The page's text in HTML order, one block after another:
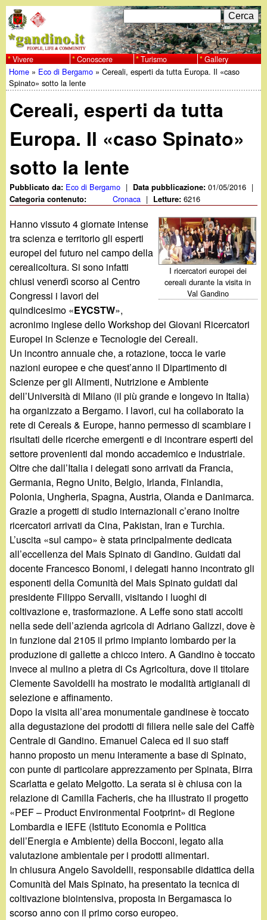
al
contenuto
principale
w
w
w
.
g
a
n
d
i
n
o
.
i
t
F
o
r
d
i
r
i
e
r
c
C
e
r
c
a
Vivere Conoscere Turismo Gallery
Tu
sei
qui
Home » Eco di Bergamo »Cereali, esperti da tutta Europa. Il «caso
Spinato» sotto la lente
Cereali, esperti da tutta
Europa. Il «caso Spinato»
sotto la lente
Pubblicato da: Eco di Bergamo | Data pubblicazione:01/05/2016 |
Categoria contenuto: Cronaca | Letture:6216
I ricercatori europei dei
cereali durante la visita in
Val Gandino
Hanno vissuto 4 giornate intense
tra scienza e territorio gli esperti
europei del futuro nel campo della
cerealicoltura. Si sono infatti
chiusi venerdì scorso al Centro
Congressi i lavori del
quindicesimo «EYCSTW»,
acronimo inglese dello Workshop dei Giovani Ricercatori
Europei in Scienze e Tecnologie dei Cereali.
Un incontro annuale che, a rotazione, tocca le varie
nazioni europee e che quest’anno il Dipartimento di
Scienze per gli Alimenti, Nutrizione e Ambiente
dell’Università di Milano (il più grande e longevo in Italia)
ha organizzato a Bergamo. I lavori, cui ha collaborato la
rete di Cereals & Europe, hanno permesso di scambiare i
risultati delle ricerche emergenti e di incontrare esperti del
settore provenienti dal mondo accademico e industriale.
Oltre che dall’Italia i delegati sono arrivati da Francia,
Germania, Regno Unito, Belgio, Irlanda, Finlandia,
Polonia, Ungheria, Spagna, Austria, Olanda e Danimarca.
Grazie a progetti di studio internazionali c’erano inoltre
ricercatori arrivati da Cina, Pakistan, Iran e Turchia.
L’uscita «sul campo» è stata principalmente dedicata
all’eccellenza del Mais Spinato di Gandino. Guidati dal
docente Francesco Bonomi, i delegati hanno incontrato gli
esponenti della Comunità del Mais Spinato guidati dal
presidente Filippo Servalli, visitando i luoghi di
coltivazione e, trasformazione. A Leffe sono stati accolti
nella sede dell’azienda agricola di Adriano Galizzi, dove è
in funzione dal 2105 il primo impianto lombardo per la
produzione di gallette a chicco intero. A Gandino è toccato
invece al mulino a pietra di Cs Agricoltura, dove il titolare
Clemente Savoldelli ha mostrato le modalità artigianali di
selezione e affinamento.
Dopo la visita all’area monumentale gandinese è toccato
alla degustazione dei prodotti di filiera nelle sale del Caffè
Centrale di Gandino. Emanuel Caleca ed il suo staff
hanno proposto un menu interamente a base di Spinato,
con punte di particolare apprezzamento per Spinata, Birra
Scarlatta e gelato Melgotto. La serata si è chiusa con la
relazione di Camilla Facheris, che ha illustrato il progetto
«PEF – Product Environmental Footprint» di Regione
Lombardia e IEFE (Istituto Economia e Politica
dell’Energia e Ambiente) della Bocconi, legato alla
valutazione ambientale per i prodotti alimentari.
In chiusura Angelo Savoldelli, responsabile didattica della
Comunità del Mais Spinato, ha presentato la tecnica di
coltivazione biointensiva, proposta in Bergamasca lo
scorso anno con il primo corso europeo.